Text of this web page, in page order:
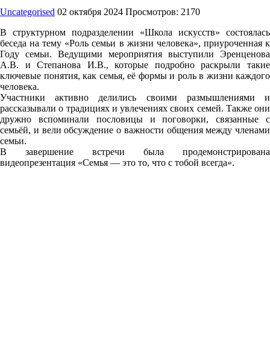
Uncategorised 02 октября 2024 Просмотров: 2170
В структурном подразделении «Школа искусств» состоялась
беседа на тему «Роль семьи в жизни человека», приуроченная к
Году семьи. Ведущими мероприятия выступили Эренценова
А.В. и Степанова И.В., которые подробно раскрыли такие
ключевые понятия, как семья, её формы и роль в жизни каждого
человека.
Участники активно делились своими размышлениями и
рассказывали о традициях и увлечениях своих семей. Также они
дружно вспоминали пословицы и поговорки, связанные с
семьёй, и вели обсуждение о важности общения между членами
семьи.
В завершение встречи была продемонстрирована
видеопрезентация «Семья — это то, что с тобой всегда».